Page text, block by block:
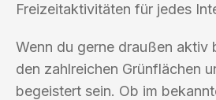
Freizeitaktivitäten für jedes
Wenn du gerne draußen aktiv
den zahlreichen Grünflächen
begeistert sein. Ob im